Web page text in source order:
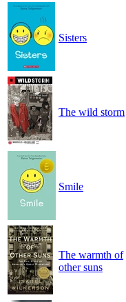
Sisters
The wild storm
Smile
The warmth of
other suns